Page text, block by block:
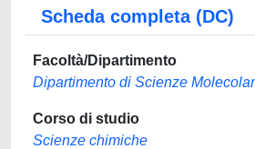
Scheda completa (DC)
Facoltà/Dipartimento
Dipartimento di Scienze
Corso di studio
Scienze chimiche